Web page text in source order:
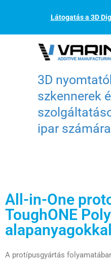
Látogatás a 3D
3D
szkennerek
ipar számára
All-in-One
ToughONE
alapanyagokkal
A protípusgyártás